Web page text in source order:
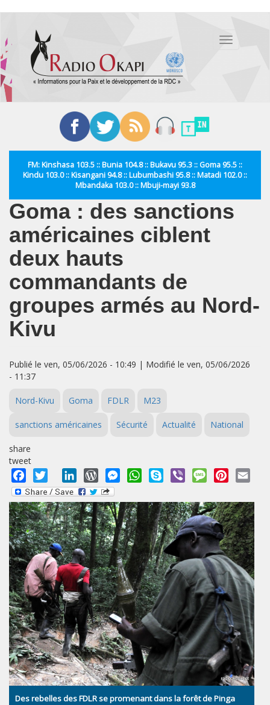
contenu
principal
Toggle
FM: Kinshasa 103.5 :: Bunia 104.8 :: Bukavu 95.3 :: Goma 95.5 ::
Kindu 103.0 :: Kisangani 94.8 :: Lubumbashi 95.8 :: Matadi 102.0 ::
Mbandaka 103.0 :: Mbuji-mayi 93.8
Goma : des sanctions
américaines ciblent
deux hauts
commandants de
groupes armés au Nord-
Kivu
Publié le ven, 05/06/2026 - 10:49 | Modifié le ven, 05/06/2026
- 11:37
Nord-Kivu Goma FDLR M23
sanctions américaines Sécurité Actualité National
share
tweet
Facebook
Twitter LinkedInWordPressMessengerWhatsApp
Skype Viber MessagePinterest
Des rebelles des FDLR se promenant dans la forêt de Pinga